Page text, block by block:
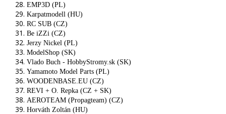
EMP3D (PL)
Karpatmodell (HU)
RC SUB (CZ)
Be iZZi (CZ)
Jerzy Nickel (PL)
ModelShop (SK)
Vlado Buch - HobbyStromy.sk (SK)
Yamamoto Model Parts (PL)
WOODENBASE.EU (CZ)
REVI + O. Repka (CZ + SK)
AEROTEAM (Propagteam) (CZ)
Horváth Zoltán (HU)